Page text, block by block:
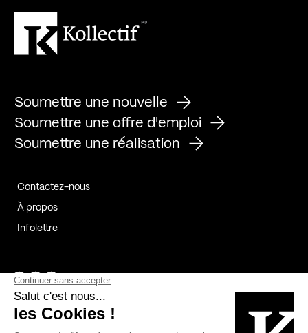
Soumettre une nouvelle
Soumettre une offre d'emploi
Soumettre une réalisation
Contactez-nous
À propos
Infolettre
Page Facebook de Kollectif
Page Instagram de Kollectif
Page Linkedin de Kollectif